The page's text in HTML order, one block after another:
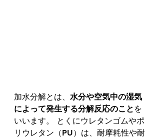
加水分解とは、 水分や空気中の湿気
によって発生する分解反応のこと を
いいます。 とくにウレタンゴムやポ
リウレタン（PU）は、耐摩耗性や耐